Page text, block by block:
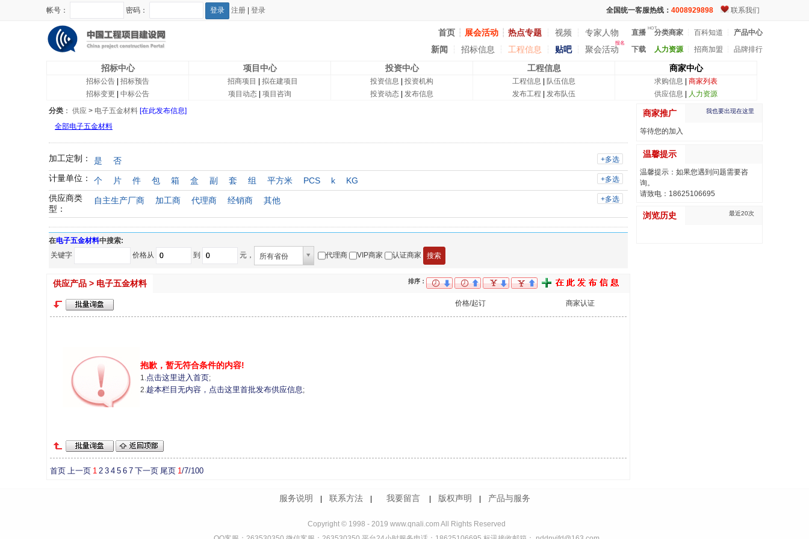
帐号： 密码： 注册 登录 全国统一客服热线： 4008929898 联系我们
首页 ┆ 展会活动 ┆ 热点专题 视频
专家人物
新闻
招标信息 工程信息 贴吧┆ 聚会活动
报名
直播
HOT
下载
分类商家 百科知道
产品中心
人力资源┆ 招商加盟 品牌排行
招标中心 项目中心 投资中心 工程信息 商家中心
招标公告
招标预告
招标变更
中标公告
招商项目
拟在建项目
项目动态
项目咨询
投资信息
投资机构
投资动态
发布信息
工程信息
队伍信息
发布工程
发布队伍
求购信息
商家列表
供应信息
人力资源
分类 ： 供应 > 电子五金材料 [在此发布信息]
全部电子五金材料
加工定制： 是 否 +多选
计量单位： 个 片 件 包 箱 盒 副 套 组 平方米 PCS k KG +多选
供应商类
型：
自主生产厂商 加工商 代理商 经销商 其他 +多选
在电子五金材料中搜索:
关键字
价格从 到 元， 所有省份 代理商 VIP商家 认证商家
供应产品 > 电子五金材料 排序：
价格/起订 商家认证
抱歉，暂无符合条件的内容!
1.点击这里进入首页;
2.趁本栏目无内容，点击这里首批发布供应信息;
首页 上一页 1 2 3 4 5 6 7 下一页 尾页 1/7/100
商家推广 我也要出现在这里
等待您的加入
温馨提示
温馨提示：如果您遇到问题需要咨
询。
请致电：18625106695
浏览历史 最近20次
服务说明 联系方法| 我要留言 版权声明 产品与服务
Copyright © 1998 - 2019 www.qnali.com All Rights Reserved